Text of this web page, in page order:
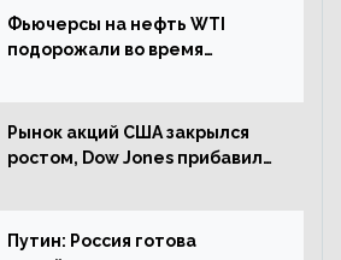
Фьючерсы на нефть WTI
подорожали во время
Рынок акций США закрылся
ростом, Dow Jones прибавил
Путин: Россия готова